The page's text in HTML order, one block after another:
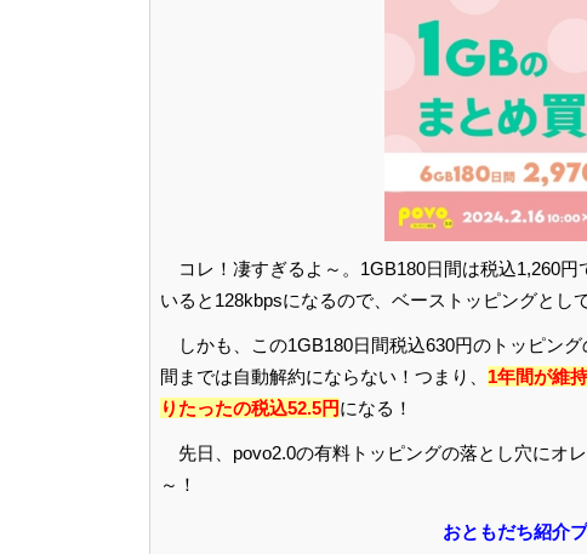
コレ！凄すぎるよ～。1GB180日間は税込1,260
いると128kbpsになるので、ベーストッピングとし
しかも、この1GB180日間税込630円のトッピン
間までは自動解約にならない！つまり、 1年間が維
りたったの税込52.5円になる！
先日、povo2.0の有料トッピングの落とし穴にオ
～！
おともだち紹介